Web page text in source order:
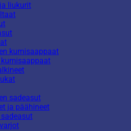
liukurit
kumisaappaat
sadeasut
ja päähineet